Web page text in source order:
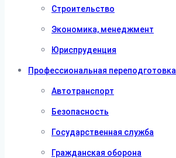
Строительство
Экономика, менеджмент
Юриспруденция
Профессиональная переподготовка
Автотранспорт
Безопасность
Государственная служба
Гражданская оборона